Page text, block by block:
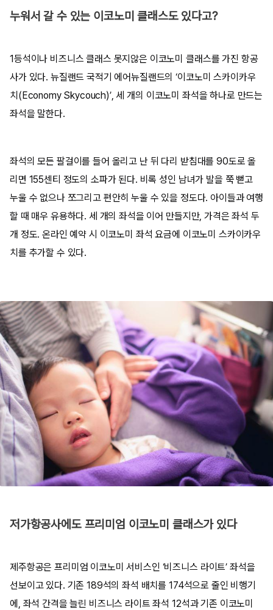
누워서 갈 수 있는 이코노미 클래스도 있다고?
1등석이나 비즈니스 클래스 못지않은 이코노미 클래스를 가진 항공
사가 있다. 뉴질랜드 국적기 에어뉴질랜드의 ‘이코노미 스카이카우
치(Economy Skycouch)’, 세 개의 이코노미 좌석을 하나로 만드는
좌석을 말한다.
좌석의 모든 팔걸이를 들어 올리고 난 뒤 다리 받침대를 90도로 올
리면 155센티 정도의 소파가 된다. 비록 성인 남녀가 발을 쭉 뻗고
누울 수 없으나 쪼그리고 편안히 누울 수 있을 정도다. 아이들과 여행
할 때 매우 유용하다. 세 개의 좌석을 이어 만들지만, 가격은 좌석 두
개 정도. 온라인 예약 시 이코노미 좌석 요금에 이코노미 스카이카우
치를 추가할 수 있다.
저가항공사에도 프리미엄 이코노미 클래스가 있다
제주항공은 프리미엄 이코노미 서비스인 ‘비즈니스 라이트’ 좌석을
선보이고 있다. 기존 189석의 좌석 배치를 174석으로 줄인 비행기
에, 좌석 간격을 늘린 비즈니스 라이트 좌석 12석과 기존 이코노미